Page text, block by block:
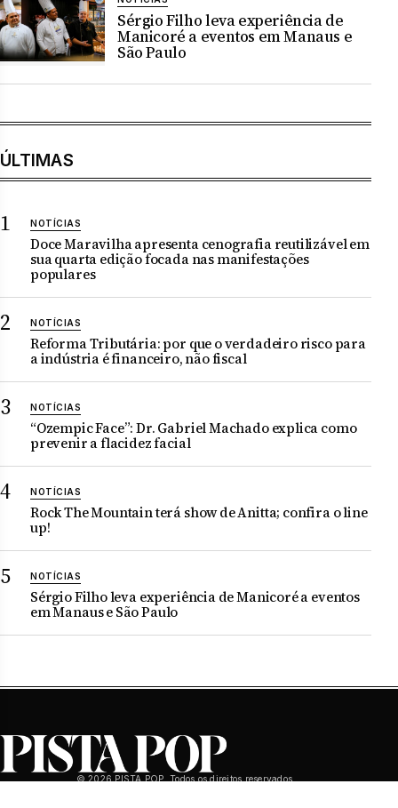
Sérgio Filho leva experiência de
Manicoré a eventos em Manaus e
São Paulo
ÚLTIMAS
NOTÍCIAS
Doce Maravilha apresenta cenografia reutilizável em
sua quarta edição focada nas manifestações
populares
NOTÍCIAS
Reforma Tributária: por que o verdadeiro risco para
a indústria é financeiro, não fiscal
NOTÍCIAS
“Ozempic Face”: Dr. Gabriel Machado explica como
prevenir a flacidez facial
NOTÍCIAS
Rock The Mountain terá show de Anitta; confira o line
up!
NOTÍCIAS
Sérgio Filho leva experiência de Manicoré a eventos
em Manaus e São Paulo
© 2026 PISTA POP. Todos os direitos reservados.